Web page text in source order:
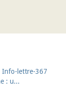
Info-lettre-367
: u...